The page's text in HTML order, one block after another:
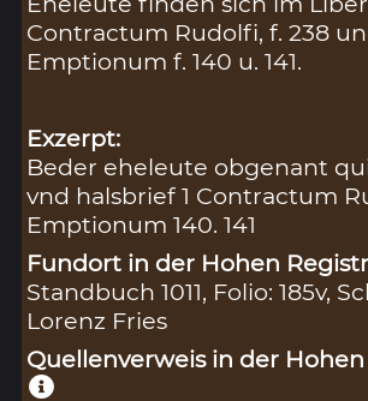
Contractum Rudolfi, f. 238
Emptionum f. 140 u. 141.
Exzerpt:
Beder eheleute obgenant
vnd halsbrief 1 Contractum
Emptionum 140. 141
Fundort in der Hohen
Standbuch 1011, Folio: 185v,
Lorenz Fries
Quellenverweis in der